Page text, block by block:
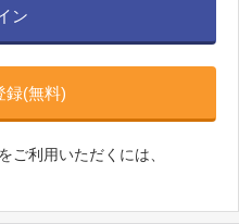
ン
録(無料)
ご利用いただくには、